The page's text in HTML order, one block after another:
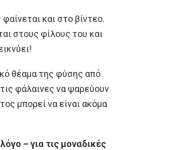
και στο βίντεο.
στους φίλους του και
θέαμα της φύσης από
φάλαινες να ψαρεύουν
μπορεί να είναι ακόμα
– για τις μοναδικές